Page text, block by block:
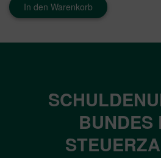
In den Warenkorb
BUNDES